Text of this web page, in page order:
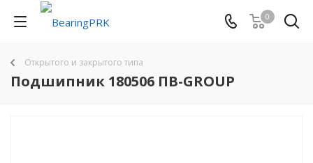
0
Открытого и закрытого типа
Подшипник 180506 ПВ-GROUP